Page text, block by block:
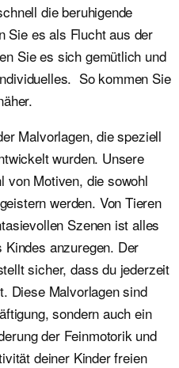
die beruhigende
Sie es als Flucht aus der
Sie es sich gemütlich und
So kommen Sie
Malvorlagen, die speziell
wurden. Unsere
von Motiven, die sowohl
werden. Von Tieren
Szenen ist alles
anzuregen. Der
sicher, dass du jederzeit
Diese Malvorlagen sind
sondern auch ein
der Feinmotorik und
deiner Kinder freien